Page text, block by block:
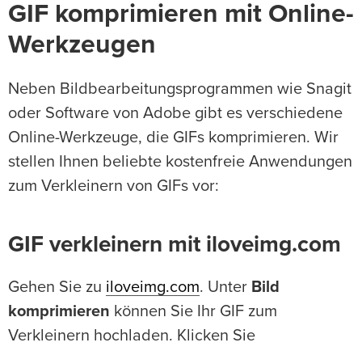
GIF komprimieren mit Online-
Werkzeugen
Neben Bildbearbeitungsprogrammen wie Snagit
oder Software von Adobe gibt es verschiedene
Online-Werkzeuge, die GIFs komprimieren. Wir
stellen Ihnen beliebte kostenfreie Anwendungen
zum Verkleinern von GIFs vor:
GIF verkleinern mit iloveimg.com
Gehen Sie zu iloveimg.com. Unter Bild
komprimieren können Sie Ihr GIF zum
Verkleinern hochladen. Klicken Sie